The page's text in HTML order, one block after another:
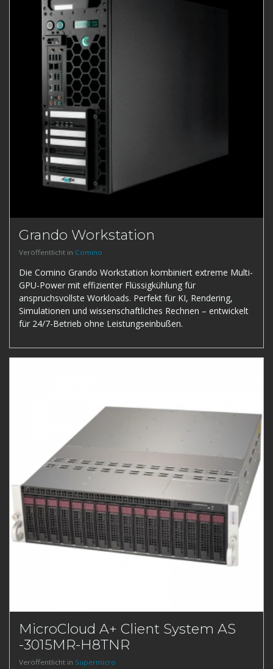
Grando Workstation
Veröffentlicht in Comino
Die Comino Grando Workstation kombiniert extreme Multi-
GPU-Power mit effizienter Flüssigkühlung für
anspruchsvollste Workloads. Perfekt für KI, Rendering,
Simulationen und wissenschaftliches Rechnen – entwickelt
für 24/7-Betrieb ohne Leistungseinbußen.
MicroCloud A+ Client System AS
-3015MR-H8TNR
Veröffentlicht in Supermicro